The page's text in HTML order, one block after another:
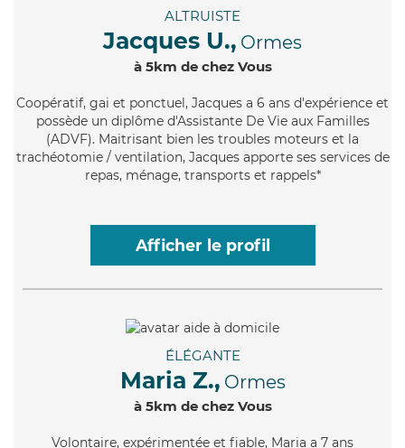
ALTRUISTE
Jacques U., Ormes
à 5km de chez Vous
Coopératif, gai et ponctuel, Jacques a 6 ans d'expérience et
possède un diplôme d'Assistante De Vie aux Familles
(ADVF). Maitrisant bien les troubles moteurs et la
trachéotomie / ventilation, Jacques apporte ses services de
repas, ménage, transports et rappels*
Afficher le profil
ÉLÉGANTE
Maria Z., Ormes
à 5km de chez Vous
Volontaire, expérimentée et fiable, Maria a 7 ans